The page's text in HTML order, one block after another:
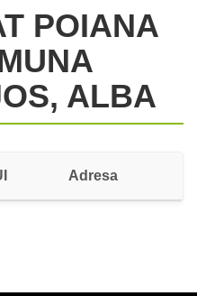
POIANA
ALBA
Adresa